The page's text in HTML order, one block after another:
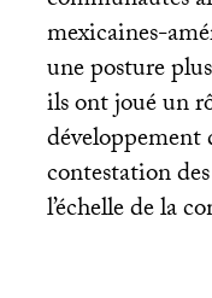
mexicaines-
une posture
ils ont joué un
contestation
l’échelle de la